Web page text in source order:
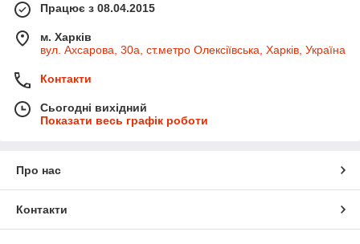
Працює з 08.04.2015
м. Харків
вул. Ахсарова, 30а, ст.метро Олексіївська, Харків, Україна
Контакти
Сьогодні вихідний
Показати весь графік роботи
Про нас
Контакти